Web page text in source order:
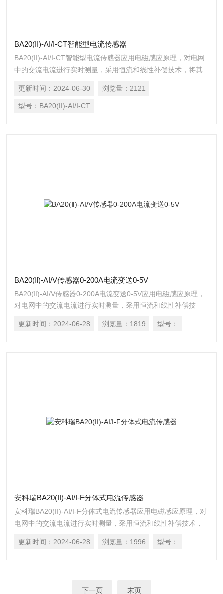
BA20(II)-AI/I-CT智能型电流传感器
BA20(II)-AI/I-CT智能型电流传感器应用电磁感应原理，对电网
中的交流电流进行实时测量，采用恒流和线性补偿技术，将其
（Modbus-RTU 协议）将测量数据进行传输。DC24V 或 12V
安全电压供电，可广泛用于工业自动化领域。
更新时间：2024-06-30 浏览量： 2121
型号： BA20(II)-AI/I-CT
BA20(Ⅱ)-AI/V传感器0-200A电流变送0-5V
BA20(Ⅱ)-AI/V传感器0-200A电流变送0-5V应用电磁感应原理，
对电网中的交流电流进行实时测量，采用恒流和线性补偿技
（Modbus-RTU 协议）将测量数据进行传输。DC24V 或 12V
更新时间： 2024-06-28 浏览量： 1819 型号：
安科瑞BA20(II)-AI/I-F分体式电流传感器
安科瑞BA20(II)-AI/I-F分体式电流传感器应用电磁感应原理，对
电网中的交流电流进行实时测量，采用恒流和线性补偿技术，
（Modbus-RTU 协议）将测量数据进行传输。DC24V 或 12V
更新时间： 2024-06-28 浏览量： 1996 型号：
下一页 末页